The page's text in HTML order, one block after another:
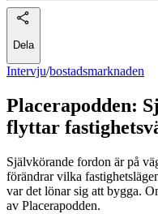
Dela
Intervju/bostadsmarknaden
Placerapodden:
flyttar
Självkörande fordon är på
förändrar vilka
var det lönar sig att bygga.
av Placerapodden.